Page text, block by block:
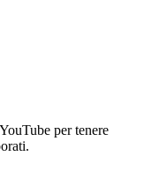
per tenere